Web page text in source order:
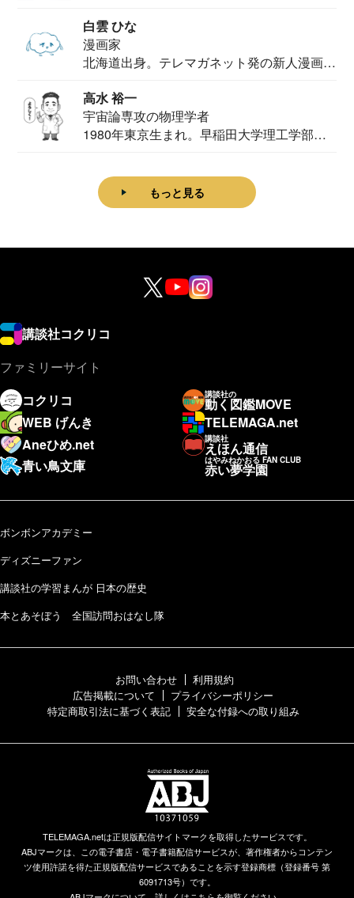
白雲 ひな
漫画家
北海道出身。テレマガネット発の新人漫画
高水 裕一
宇宙論専攻の物理学者
1980年東京生まれ。早稲田大学理工学部物
もっと見る
講談社コクリコ
ファミリーサイト
コクリコ
講談社の
動く図鑑MOVE
WEB げんき
TELEMAGA.net
Aneひめ.net
講談社
えほん通信
青い鳥文庫
はやみねかおる FAN CLUB
赤い夢学園
ボンボンアカデミー
ディズニーファン
講談社の学習まんが 日本の歴史
本とあそぼう 全国訪問おはなし隊
お問い合わせ
利用規約
広告掲載について
プライバシーポリシー
特定商取引法に基づく表記
安全な付録への取り組み
TELEMAGA.netは正規版配信サイトマークを取得したサービスです。
ABJマークは、この電子書店・電子書籍配信サービスが、著作権者からコンテン
ツ使用許諾を得た正規版配信サービスであることを示す登録商標（登録番号 第
6091713号）です。